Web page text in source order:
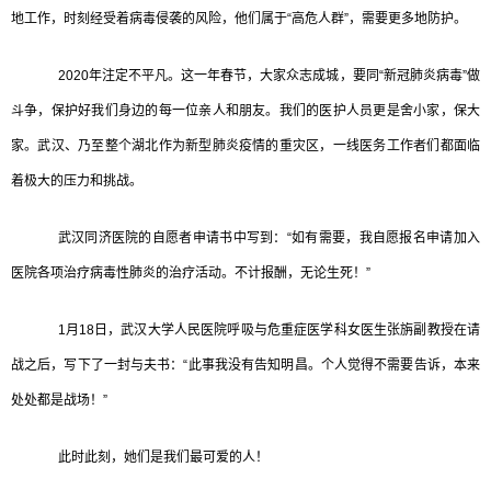
地工作，时刻经受着病毒侵袭的风险，他们属于“高危人群”，需要更多地防护。
2020年注定不平凡。这一年春节，大家众志成城，要同“新冠肺炎病毒”做
斗争，保护好我们身边的每一位亲人和朋友。我们的医护人员更是舍小家，保大
家。武汉、乃至整个湖北作为新型肺炎疫情的重灾区，一线医务工作者们都面临
着极大的压力和挑战。
武汉同济医院的自愿者申请书中写到：“如有需要，我自愿报名申请加入
医院各项治疗病毒性肺炎的治疗活动。不计报酬，无论生死！”
1月18日，武汉大学人民医院呼吸与危重症医学科女医生张旃副教授在请
战之后，写下了一封与夫书：“此事我没有告知明昌。个人觉得不需要告诉，本来
处处都是战场！”
此时此刻，她们是我们最可爱的人！